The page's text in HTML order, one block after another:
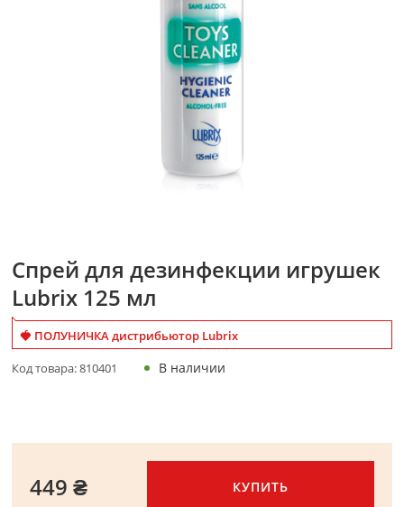
Спрей для дезинфекции игрушек
Lubrix 125 мл
🍓 ПОЛУНИЧКА дистрибьютор Lubrix
Код товара:810401 В наличии
449 ₴ КУПИТЬ